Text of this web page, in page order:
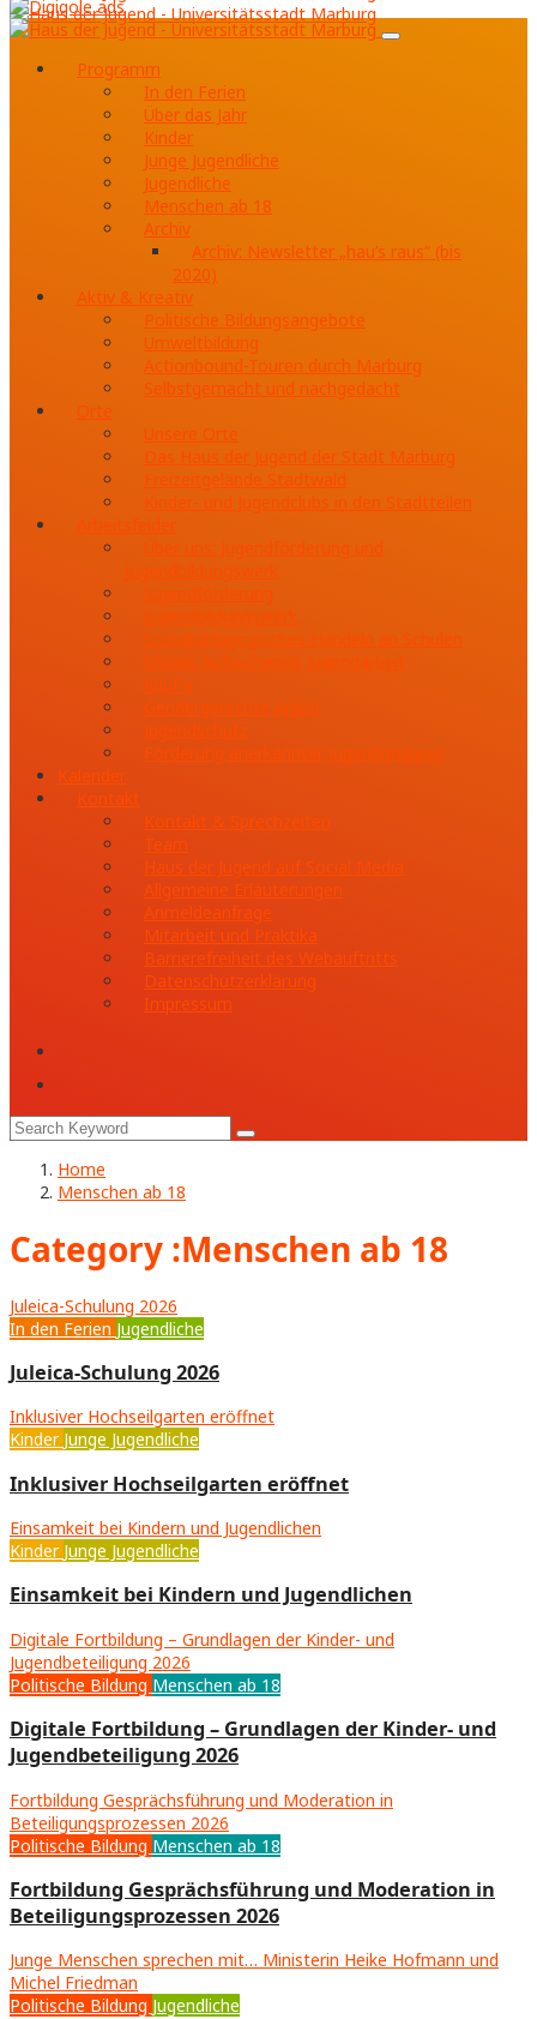
Programm
In den Ferien
Über das Jahr
Kinder
Junge Jugendliche
Jugendliche
Menschen ab 18
Archiv
Archiv: Newsletter „hau’s raus“ (bis
2020)
Aktiv & Kreativ
Politische Bildungsangebote
Umweltbildung
Actionbound-Touren durch Marburg
Selbstgemacht und nachgedacht
Orte
Unsere Orte
Das Haus der Jugend der Stadt Marburg
Freizeitgelände Stadtwald
Kinder- und Jugendclubs in den Stadtteilen
Arbeitsfelder
Über uns: Jugendförderung und
Jugendbildungswerk
Jugendförderung
Jugendbildungswerk
Sozialpädagogisches Handeln an Schulen
Mobile Aufsuchende Jugendarbeit
KiJuPa
Gendergerechte Arbeit
Jugendschutz
Förderung anerkannter Jugendgruppen
Kalender
Kontakt
Kontakt & Sprechzeiten
Team
Haus der Jugend auf Social Media
Allgemeine Erläuterungen
Anmeldeanfrage
Mitarbeit und Praktika
Barrierefreiheit des Webauftritts
Datenschutzerklärung
Impressum
Home
Menschen ab 18
Category :Menschen ab 18
Juleica-Schulung 2026
In den Ferien Jugendliche
Juleica-Schulung 2026
Inklusiver Hochseilgarten eröffnet
Kinder Junge Jugendliche
Inklusiver Hochseilgarten eröffnet
Einsamkeit bei Kindern und Jugendlichen
Kinder Junge Jugendliche
Einsamkeit bei Kindern und Jugendlichen
Digitale Fortbildung – Grundlagen der Kinder- und
Jugendbeteiligung 2026
Politische Bildung Menschen ab 18
Digitale Fortbildung – Grundlagen der Kinder- und
Jugendbeteiligung 2026
Fortbildung Gesprächsführung und Moderation in
Beteiligungsprozessen 2026
Politische Bildung Menschen ab 18
Fortbildung Gesprächsführung und Moderation in
Beteiligungsprozessen 2026
Junge Menschen sprechen mit… Ministerin Heike Hofmann und
Michel Friedman
Politische Bildung Jugendliche